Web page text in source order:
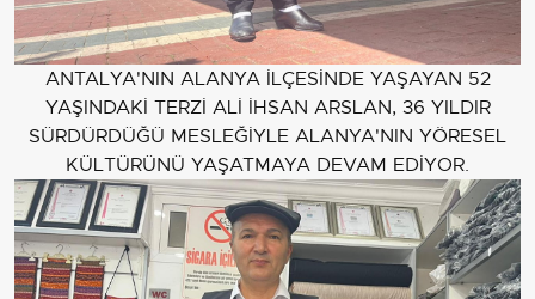
ANTALYA'NIN ALANYA İLÇESİNDE YAŞAYAN 52
YAŞINDAKİ TERZİ ALİ İHSAN ARSLAN, 36 YILDIR
SÜRDÜRDÜĞÜ MESLEĞİYLE ALANYA'NIN YÖRESEL
KÜLTÜRÜNÜ YAŞATMAYA DEVAM EDİYOR.